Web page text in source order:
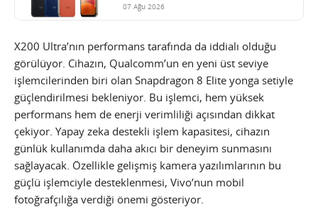
07 Ağu 2026
X200 Ultra’nın performans tarafında da iddialı olduğu
görülüyor. Cihazın, Qualcomm’un en yeni üst seviye
işlemcilerinden biri olan Snapdragon 8 Elite yonga setiyle
güçlendirilmesi bekleniyor. Bu işlemci, hem yüksek
performans hem de enerji verimliliği açısından dikkat
çekiyor. Yapay zeka destekli işlem kapasitesi, cihazın
günlük kullanımda daha akıcı bir deneyim sunmasını
sağlayacak. Özellikle gelişmiş kamera yazılımlarının bu
güçlü işlemciyle desteklenmesi, Vivo’nun mobil
fotoğrafçılığa verdiği önemi gösteriyor.